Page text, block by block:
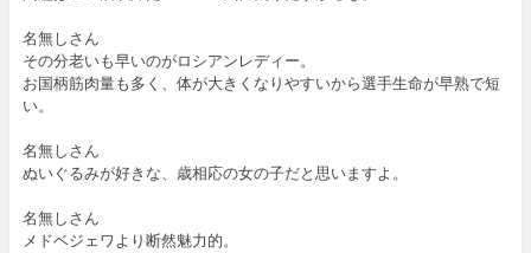
名無しさん
その分老いも早いのがロシアンレディー。
お国柄筋肉量も多く、体が大きくなりやすいから選手生命が早熟で短
い。
名無しさん
ぬいぐるみが好きな、歳相応の女の子だと思いますよ。
名無しさん
メドベジェワより断然魅力的。